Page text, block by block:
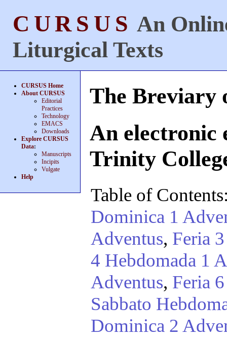
CURSUS An
Liturgical Texts
CURSUS Home
About CURSUS
Editorial
Practices
Technology
EMACS
Downloads
Explore CURSUS
Data:
Manuscripts
Incipits
Vulgate
Help
The Breviary
An electronic
Trinity
Table of
Dominica 1
Adventus, Feria
4 Hebdomada 1
Adventus, Feria
Sabbato
Dominica 2